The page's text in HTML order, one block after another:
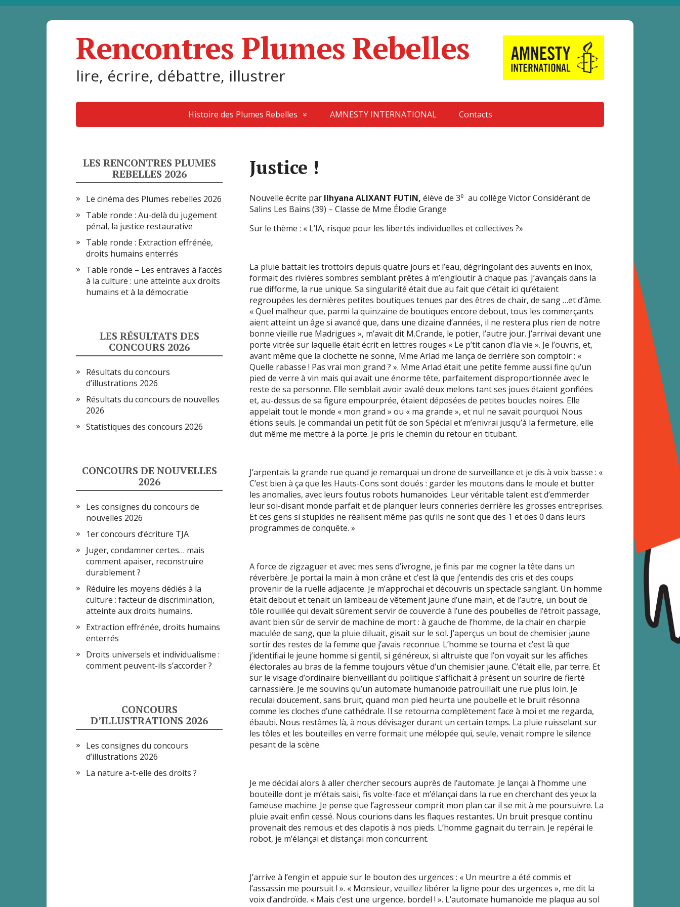
Rencontres Plumes Rebelles
lire, écrire, débattre, illustrer
Histoire des Plumes Rebelles AMNESTY INTERNATIONAL Contacts
Justice !
Nouvelle écrite par Ilhyana ALIXANT FUTIN,élève de 3e au collège Victor Considérant de
Salins Les Bains (39) – Classe de Mme Élodie Grange
Sur le thème : « L’IA, risque pour les libertés individuelles et collectives ?»
La pluie battait les trottoirs depuis quatre jours et l’eau, dégringolant des auvents en inox,
formait des rivières sombres semblant prêtes à m’engloutir à chaque pas. J’avançais dans la
rue difforme, la rue unique. Sa singularité était due au fait que c’était ici qu’étaient
regroupées les dernières petites boutiques tenues par des êtres de chair, de sang …et d’âme.
« Quel malheur que, parmi la quinzaine de boutiques encore debout, tous les commerçants
aient atteint un âge si avancé que, dans une dizaine d’années, il ne restera plus rien de notre
bonne vieille rue Madrigues », m’avait dit M.Crande, le potier, l’autre jour. J’arrivai devant une
porte vitrée sur laquelle était écrit en lettres rouges « Le p’tit canon d’la vie ». Je l’ouvris, et,
avant même que la clochette ne sonne, Mme Arlad me lança de derrière son comptoir : «
Quelle rabasse ! Pas vrai mon grand ? ». Mme Arlad était une petite femme aussi fine qu’un
pied de verre à vin mais qui avait une énorme tête, parfaitement disproportionnée avec le
reste de sa personne. Elle semblait avoir avalé deux melons tant ses joues étaient gonflées
et, au-dessus de sa figure empourprée, étaient déposées de petites boucles noires. Elle
appelait tout le monde « mon grand » ou « ma grande », et nul ne savait pourquoi. Nous
étions seuls. Je commandai un petit fût de son Spécial et m’enivrai jusqu’à la fermeture, elle
dut même me mettre à la porte. Je pris le chemin du retour en titubant.
J’arpentais la grande rue quand je remarquai un drone de surveillance et je dis à voix basse : «
C’est bien à ça que les Hauts-Cons sont doués : garder les moutons dans le moule et butter
les anomalies, avec leurs foutus robots humanoïdes. Leur véritable talent est d’emmerder
leur soi-disant monde parfait et de planquer leurs conneries derrière les grosses entreprises.
Et ces gens si stupides ne réalisent même pas qu’ils ne sont que des 1 et des 0 dans leurs
programmes de conquête. »
A force de zigzaguer et avec mes sens d’ivrogne, je finis par me cogner la tête dans un
réverbère. Je portai la main à mon crâne et c’est là que j’entendis des cris et des coups
provenir de la ruelle adjacente. Je m’approchai et découvris un spectacle sanglant. Un homme
était debout et tenait un lambeau de vêtement jaune d’une main, et de l’autre, un bout de
tôle rouillée qui devait sûrement servir de couvercle à l’une des poubelles de l’étroit passage,
avant bien sûr de servir de machine de mort : à gauche de l’homme, de la chair en charpie
maculée de sang, que la pluie diluait, gisait sur le sol. J’aperçus un bout de chemisier jaune
sortir des restes de la femme que j’avais reconnue. L’homme se tourna et c’est là que
j’identifiai le jeune homme si gentil, si généreux, si altruiste que l’on voyait sur les affiches
électorales au bras de la femme toujours vêtue d’un chemisier jaune. C’était elle, par terre. Et
sur le visage d’ordinaire bienveillant du politique s’affichait à présent un sourire de fierté
carnassière. Je me souvins qu’un automate humanoïde patrouillait une rue plus loin. Je
reculai doucement, sans bruit, quand mon pied heurta une poubelle et le bruit résonna
comme les cloches d’une cathédrale. Il se retourna complètement face à moi et me regarda,
ébaubi. Nous restâmes là, à nous dévisager durant un certain temps. La pluie ruisselant sur
les tôles et les bouteilles en verre formait une mélopée qui, seule, venait rompre le silence
pesant de la scène.
Je me décidai alors à aller chercher secours auprès de l’automate. Je lançai à l’homme une
bouteille dont je m’étais saisi, fis volte-face et m’élançai dans la rue en cherchant des yeux la
fameuse machine. Je pense que l’agresseur comprit mon plan car il se mit à me poursuivre. La
pluie avait enfin cessé. Nous courions dans les flaques restantes. Un bruit presque continu
provenait des remous et des clapotis à nos pieds. L’homme gagnait du terrain. Je repérai le
robot, je m’élançai et distançai mon concurrent.
J’arrive à l’engin et appuie sur le bouton des urgences : « Un meurtre a été commis et
l’assassin me poursuit ! ». « Monsieur, veuillez libérer la ligne pour des urgences », me dit la
voix d’androïde. « Mais c’est une urgence, bordel ! ». L’automate humanoïde me plaqua au sol
LES RENCONTRES PLUMES
REBELLES 2026
Le cinéma des Plumes rebelles 2026
Table ronde : Au-delà du jugement
pénal, la justice restaurative
Table ronde : Extraction effrénée,
droits humains enterrés
Table ronde – Les entraves à l’accès
à la culture : une atteinte aux droits
humains et à la démocratie
LES RÉSULTATS DES
CONCOURS 2026
Résultats du concours
d’illustrations 2026
Résultats du concours de nouvelles
2026
Statistiques des concours 2026
CONCOURS DE NOUVELLES
2026
Les consignes du concours de
nouvelles 2026
1er concours d’écriture TJA
Juger, condamner certes… mais
comment apaiser, reconstruire
durablement ?
Réduire les moyens dédiés à la
culture : facteur de discrimination,
atteinte aux droits humains.
Extraction effrénée, droits humains
enterrés
Droits universels et individualisme :
comment peuvent-ils s’accorder ?
CONCOURS
D’ILLUSTRATIONS 2026
Les consignes du concours
d’illustrations 2026
La nature a-t-elle des droits ?